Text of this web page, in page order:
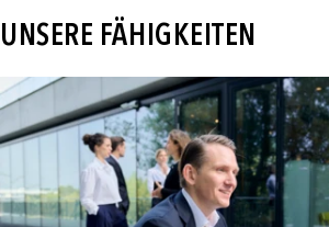
UNSERE FÄHIGKEITEN